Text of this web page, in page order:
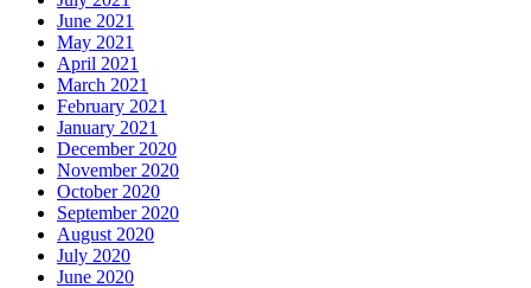
June 2021
May 2021
April 2021
March 2021
February 2021
January 2021
December 2020
November 2020
October 2020
September 2020
August 2020
July 2020
June 2020